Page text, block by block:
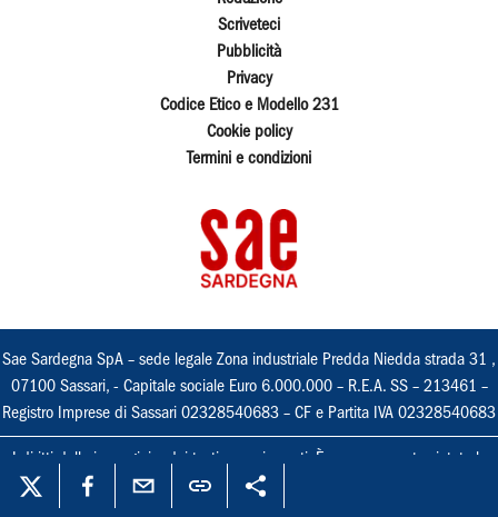
Scriveteci
Pubblicità
Privacy
Codice Etico e Modello 231
Cookie policy
Termini e condizioni
Sae Sardegna SpA – sede legale Zona industriale Predda Niedda strada 31 ,
07100 Sassari, - Capitale sociale Euro 6.000.000 – R.E.A. SS – 213461 –
Registro Imprese di Sassari 02328540683 – CF e Partita IVA 02328540683
I diritti delle immagini e dei testi sono riservati. È espressamente vietata la
loro riproduzione con qualsiasi mezzo e l'adattamento totale o parziale.